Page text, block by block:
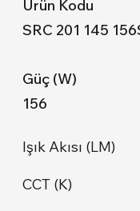
SRC 201 145
156